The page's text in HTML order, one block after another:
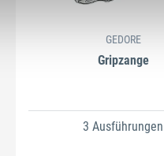
GEDORE
Gripzange
3 Ausführungen